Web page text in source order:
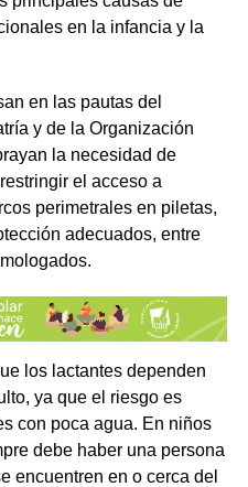
en la infancia y la
en las pautas del
y de la Organización
la necesidad de
el acceso a
perimetrales en piletas,
adecuados, entre
los lactantes dependen
ya que el riesgo es
con poca agua. En niños
debe haber una persona
encuentren en o cerca del